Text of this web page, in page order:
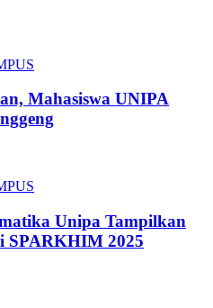
Mahasiswa UNIPA
Unipa Tampilkan
SPARKHIM 2025